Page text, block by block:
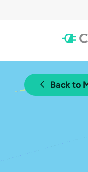
Back to